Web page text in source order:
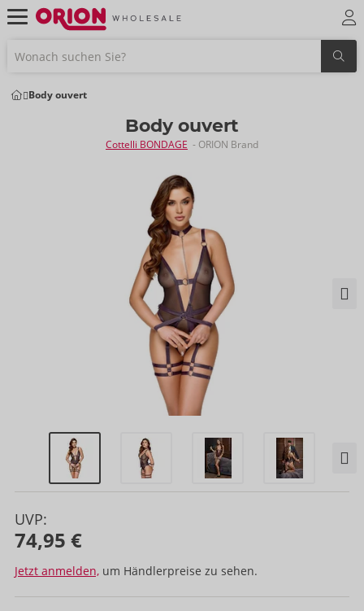
Body ouvert
Body ouvert
Cottelli BONDAGE - ORION Brand
UVP:
74,95 €
Jetzt anmelden, um Händlerpreise zu sehen.